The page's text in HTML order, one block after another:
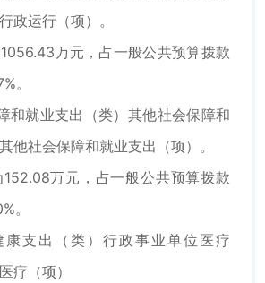
政运行（项）。
万元，占一般公共预算拨款
。
就业支出（类）其他社会保障和
他社会保障和就业支出（项）。
万元，占一般公共预算拨款
。
出（类）行政事业单位医疗
疗（项）